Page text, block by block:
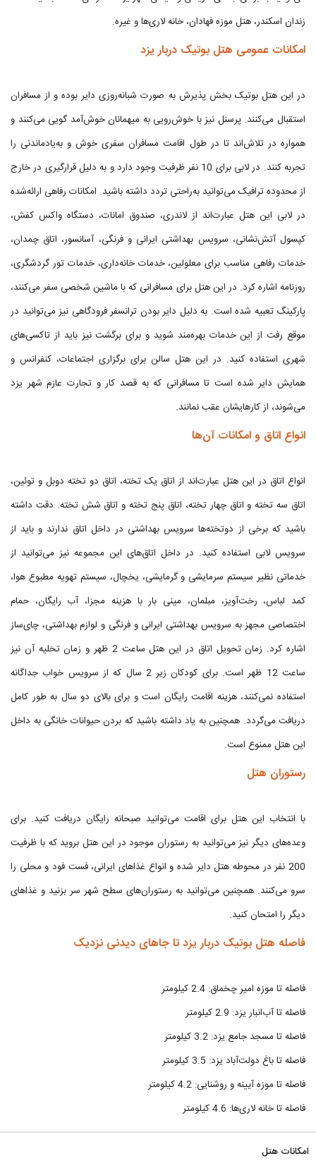
زندان اسکندر، هتل موزه فهادان، خانه لاری‌ها و غیره.
امکانات عمومی هتل بوتیک دربار یزد
در این هتل بوتیک بخش پذیرش به صورت شبانه‌روزی دایر بوده و از مسافران
استقبال می‌کنند. پرسنل نیز با خوش‌رویی به میهمانان خوش‌آمد گویی می‌کنند و
همواره در تلاش‌اند تا در طول اقامت مسافران سفری خوش و به‌یادماندنی را
تجربه کنند. در لابی برای 10 نفر ظرفیت وجود دارد و به دلیل قرارگیری در خارج
از محدوده ترافیک می‌توانید به‌راحتی تردد داشته باشید. امکانات رفاهی ارائه‌شده
در لابی این هتل عبارت‌اند از لاندری، صندوق امانات، دستگاه واکس کفش،
کپسول آتش‌نشانی، سرویس بهداشتی ایرانی و فرنگی، آسانسور، اتاق چمدان،
خدمات رفاهی مناسب برای معلولین، خدمات خانه‌داری، خدمات تور گردشگری،
روزنامه اشاره کرد. در این هتل برای مسافرانی که با ماشین شخصی سفر می‌کنند،
پارکینگ تعبیه شده است. به دلیل دایر بودن ترانسفر فرودگاهی نیز می‌توانید در
موقع رفت از این خدمات بهره‌مند شوید و برای برگشت نیز باید از تاکسی‌های
شهری استفاده کنید. در این هتل سالن برای برگزاری اجتماعات، کنفرانس و
همایش دایر شده است تا مسافرانی که به قصد کار و تجارت عازم شهر یزد
می‌شوند، از کارهایشان عقب نمانند.
انواع اتاق و امکانات آن‌ها
انواع اتاق در این هتل عبارت‌اند از اتاق یک تخته، اتاق دو تخته دوبل و توئین،
اتاق سه تخته و اتاق چهار تخته، اتاق پنج تخته و اتاق شش تخته. دقت داشته
باشید که برخی از دوتخته‌ها سرویس بهداشتی در داخل اتاق ندارند و باید از
سرویس لابی استفاده کنید. در داخل اتاق‌های این مجموعه نیز می‌توانید از
خدماتی نظیر سیستم سرمایشی و گرمایشی، یخچال، سیستم تهویه مطبوع هوا،
کمد لباس، رخت‌آویز، مبلمان، مینی بار با هزینه مجزا، آب رایگان، حمام
اختصاصی مجهز به سرویس بهداشتی ایرانی و فرنگی و لوازم بهداشتی، چای‌ساز
اشاره کرد. زمان تحویل اتاق در این هتل ساعت 2 ظهر و زمان تخلیه آن نیز
ساعت 12 ظهر است. برای کودکان زیر 2 سال که از سرویس خواب جداگانه
استفاده نمی‌کنند، هزینه اقامت رایگان است و برای بالای دو سال به طور کامل
دریافت می‌گردد. همچنین به یاد داشته باشید که بردن حیوانات خانگی به داخل
این هتل ممنوع است.
رستوران هتل
با انتخاب این هتل برای اقامت می‌توانید صبحانه رایگان دریافت کنید. برای
وعده‌های دیگر نیز می‌توانید به رستوران موجود در این هتل بروید که با ظرفیت
200 نفر در محوطه هتل دایر شده و انواع غذاهای ایرانی، فست فود و محلی را
سرو می‌کنند. همچنین می‌توانید به رستوران‌های سطح شهر سر بزنید و غذاهای
دیگر را امتحان کنید.
فاصله هتل بوتیک دربار یزد تا جاهای دیدنی نزدیک
فاصله تا موزه امیر چخماق: 2.4 کیلومتر
فاصله تا آب‌انبار یزد: 2.9 کیلومتر
فاصله تا مسجد جامع یزد: 3.2 کیلومتر
فاصله تا باغ دولت‌آباد یزد: 3.5 کیلومتر
فاصله تا موزه آیینه و روشنایی: 4.2 کیلومتر
فاصله تا خانه لاری‌ها: 4.6 کیلومتر
امکانات هتل